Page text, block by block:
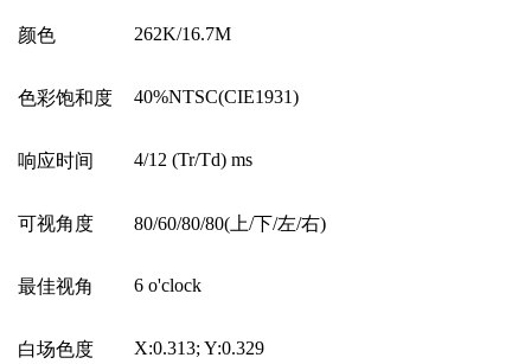
颜色 262K/16.7M
色彩饱和度 40%NTSC(CIE1931)
响应时间 4/12 (Tr/Td) ms
可视角度 80/60/80/80( 上/下/左/右)
最佳视角 6 o'clock
白场色度 X:0.313; Y:0.329